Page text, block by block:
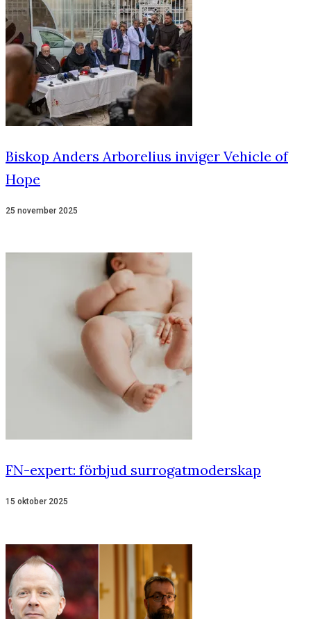
Biskop Anders Arborelius inviger Vehicle of
Hope
25 november 2025
FN-expert: förbjud surrogatmoderskap
15 oktober 2025